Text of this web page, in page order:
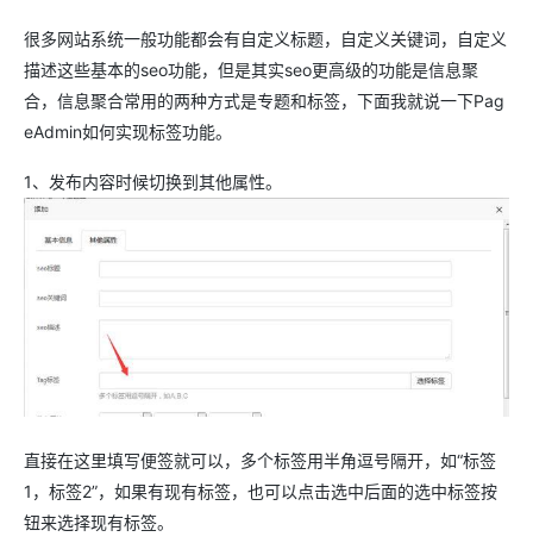
很多网站系统一般功能都会有自定义标题，自定义关键词，自定义
描述这些基本的seo功能，但是其实seo更高级的功能是信息聚
合，信息聚合常用的两种方式是专题和标签，下面我就说一下Pag
eAdmin如何实现标签功能。
1、发布内容时候切换到其他属性。
直接在这里填写便签就可以，多个标签用半角逗号隔开，如“标签
1，标签2”，如果有现有标签，也可以点击选中后面的选中标签按
钮来选择现有标签。